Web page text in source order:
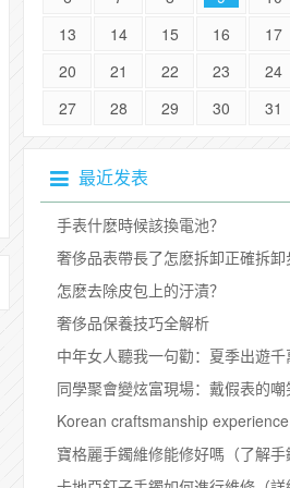
13
14 15 16 17
20
21 22 23 24
27
28 29 30 31
最近发表
​手表什麽時候該換電池？
奢侈品表帶長了怎麽拆卸正確拆
​怎麽去除皮包上的汙漬？
​奢侈品保養技巧全解析
Korean craftsmanship